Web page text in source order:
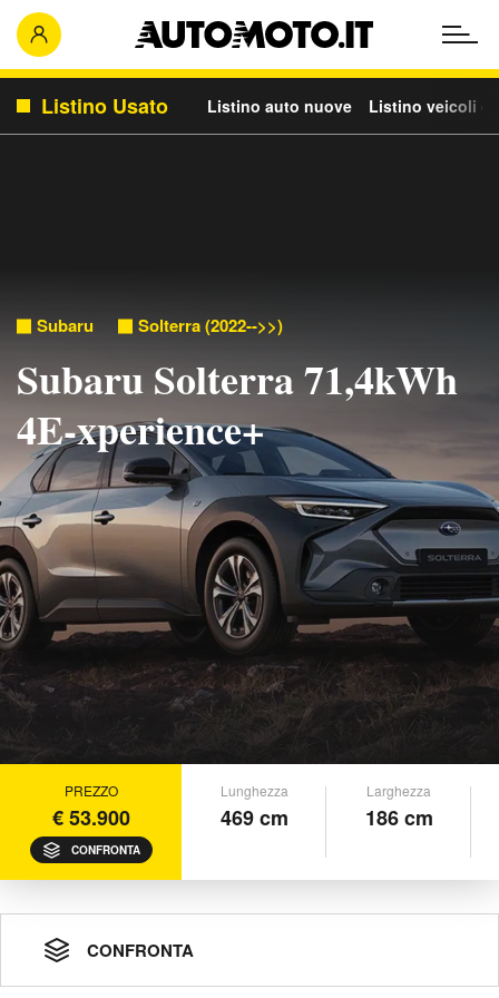
Listino Usato Listino auto nuove Listino veicoli
Subaru Solterra (2022-->>)
Subaru Solterra 71,4kWh
4E-xperience+
PREZZO
€ 53.900
CONFRONTA
Lunghezza
469 cm
Larghezza
186 cm
CONFRONTA